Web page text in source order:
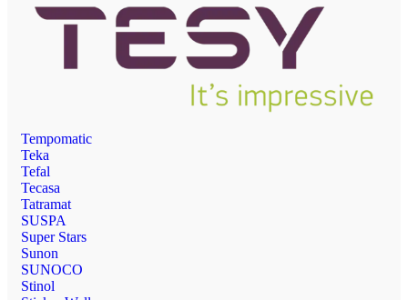
Tempomatic
Teka
Tefal
Tecasa
Tatramat
SUSPA
Super Stars
Sunon
SUNOCO
Stinol